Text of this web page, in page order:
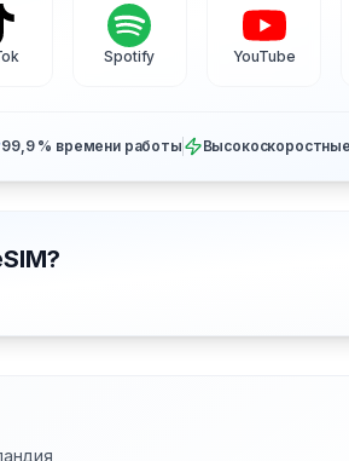
Spotify YouTube
99,9 % времени работы